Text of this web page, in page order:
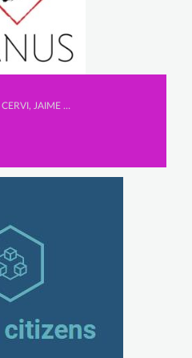
Secundaria, LUIS MARÍA SANZ CERVI, JAIME MATUTE PORRAS y ARNAU MATEO JARA